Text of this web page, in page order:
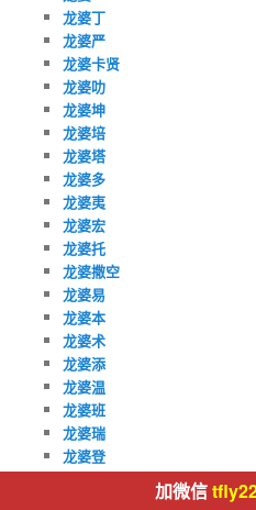
龙婆丁
龙婆严
龙婆卡贤
龙婆叻
龙婆坤
龙婆培
龙婆塔
龙婆多
龙婆夷
龙婆宏
龙婆托
龙婆撒空
龙婆易
龙婆本
龙婆术
龙婆添
龙婆温
龙婆班
龙婆瑞
龙婆登
加微信